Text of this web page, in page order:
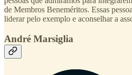
de Membros Beneméritos. Essas
liderar pelo exemplo e aconselhar a
André Marsiglia